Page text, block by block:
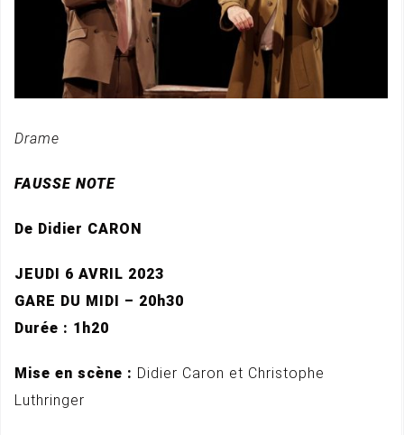
Drame
FAUSSE NOTE
De Didier CARON
JEUDI 6 AVRIL 2023
GARE DU MIDI – 20h30
Durée : 1h20
Mise en scène : Didier Caron et Christophe
Luthringer